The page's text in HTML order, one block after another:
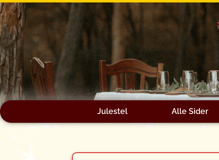
Gå
til
indholdet
Julestel Alle Sider